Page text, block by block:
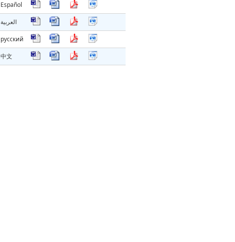
Español
العربية
русский
中文